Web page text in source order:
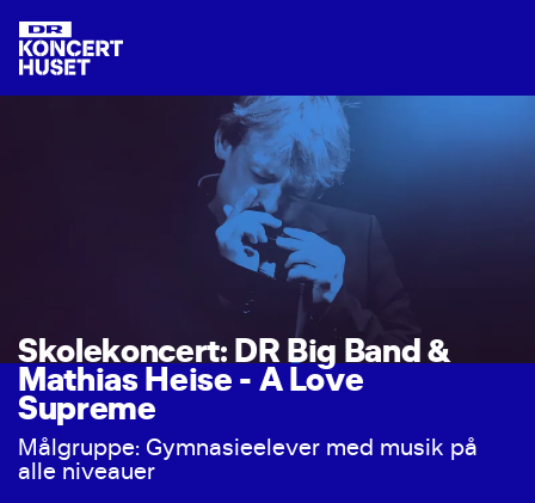
Skolekoncert: DRBig Band&
Mathias Heise - ALove
Supreme
Målgruppe: Gymnasieelever med musik på
alle niveauer